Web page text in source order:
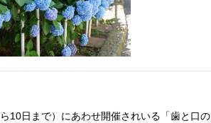
10日まで）にあわせ開催されいる「歯と口の